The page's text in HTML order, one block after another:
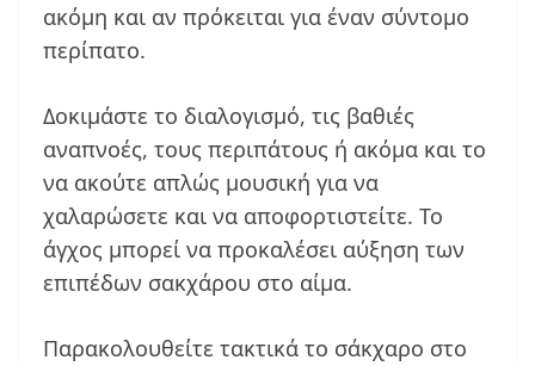
ακόμη και αν πρόκειται για έναν σύντομο
περίπατο.
Δοκιμάστε το διαλογισμό, τις βαθιές
αναπνοές, τους περιπάτους ή ακόμα και το
να ακούτε απλώς μουσική για να
χαλαρώσετε και να αποφορτιστείτε. Το
άγχος μπορεί να προκαλέσει αύξηση των
επιπέδων σακχάρου στο αίμα.
Παρακολουθείτε τακτικά το σάκχαρο στο